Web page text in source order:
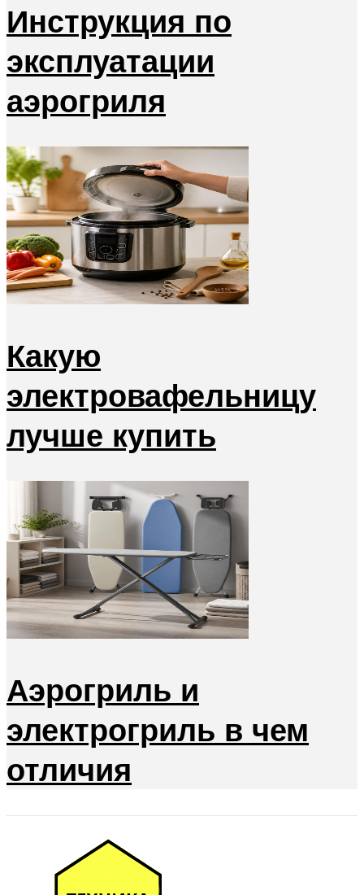
Инструкция по
эксплуатации
аэрогриля
Какую
электровафельницу
лучше купить
Аэрогриль и
электрогриль в чем
отличия